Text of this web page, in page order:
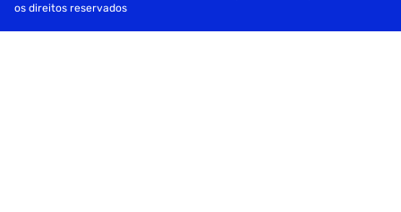
os direitos reservados